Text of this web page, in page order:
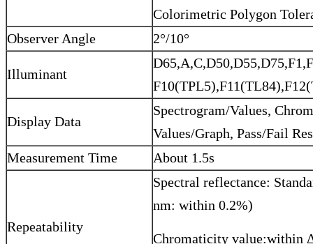
Colorimetric Polygon
Observer Angle
2°/10°
Illuminant
Display Data
Spectrogram/Values,
Values/Graph, Pass/Fail
Measurement Time
About 1.5s
Repeatability
Spectral reflectance:
nm: within 0.2%)
Chromaticity value:within